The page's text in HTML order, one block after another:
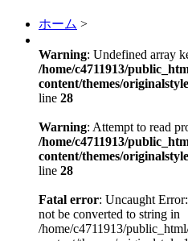
ホーム >
Warning: Undefined array
/home/c4711913/
content/themes/
line 28
Warning: Attempt to read
/home/c4711913/
content/themes/
line 28
Fatal error: Uncaught
not be converted to string in
/home/c4711913/